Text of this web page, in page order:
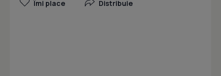
Îmi place Distribuie